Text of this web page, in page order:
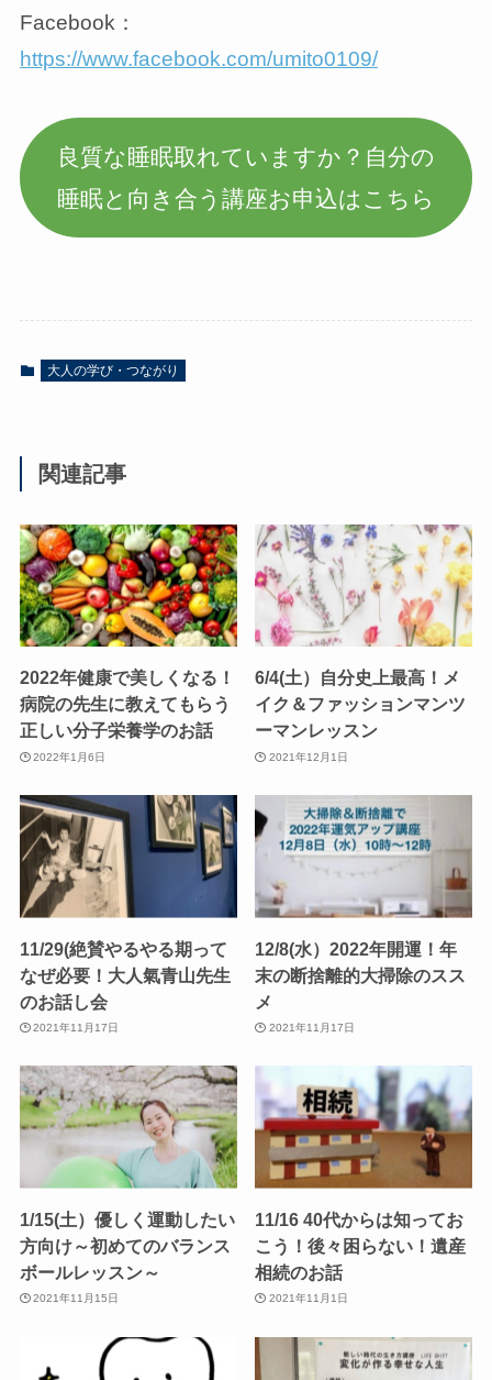
Facebook：
https://www.facebook.com/umito0109/
良質な睡眠取れていますか？自分の
睡眠と向き合う講座お申込はこちら
大人の学び・つながり
関連記事
2022年健康で美しくなる！
病院の先生に教えてもらう
正しい分子栄養学のお話
2022年1月6日
6/4(土）自分史上最高！メ
イク＆ファッションマンツ
ーマンレッスン
2021年12月1日
11/29(絶賛やるやる期って
なぜ必要！大人氣青山先生
のお話し会
2021年11月17日
12/8(水）2022年開運！年
末の断捨離的大掃除のスス
メ
2021年11月17日
1/15(土）優しく運動したい
方向け～初めてのバランス
ボールレッスン～
2021年11月15日
11/16 40代からは知ってお
こう！後々困らない！遺産
相続のお話
2021年11月1日